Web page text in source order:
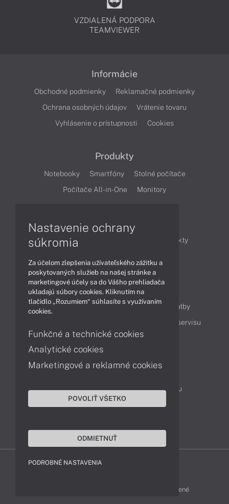
VZDIALENÁ PODPORA
TEAMVIEWER
Informácie
Obchodné podmienky
Reklamačné podmienky
Ochrana osobných údajov
Vrátenie tovaru
Vyhlásenie o prístupnosti
Cookies
Produkty
Notebooky Smartfóny
Stolné počítače
Počítače All-in-One
Monitory
Články
Obchodné informácie
Produkty
Obsah
Ako nakupovať
Možnosti doručenia a platby
Cenník servisu
Kontakty
Servisné oddelenie
Reklamácia tovaru
ZEN-SHOP © 2015 - 2026 Všetky práva vyhradené
Nastavenie ochrany
súkromia
Za účelom zlepšenia užívateľského zážitku a
poskytovaných služieb na našej stránke a
marketingové účely sa do Vášho prehliadača
ukladajú súbory cookies. Kliknutím na
tlačidlo „Rozumiem“ súhlasíte s využívaním
cookies.
Funkčné a technické cookies
Analytické cookies
Marketingové a reklamné cookies
POVOLIŤ VŠETKO
ODMIETNUŤ
PODROBNÉ NASTAVENIA